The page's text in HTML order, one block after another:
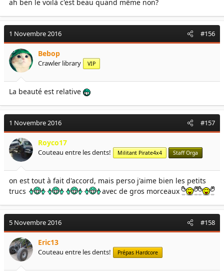
ah ben le voilà c'est beau quand même non?
1 Novembre 2016 #156
Bebop
Crawler library VIP
La beauté est relative
1 Novembre 2016 #157
Royco17
Couteau entre les dents! Militant Pirate4x4 Staff Orga
on est tout à fait d'accord, mais perso j'aime bien les petits
trucs
avec de gros morceaux
5 Novembre 2016 #158
Eric13
Couteau entre les dents! Prépas Hardcore